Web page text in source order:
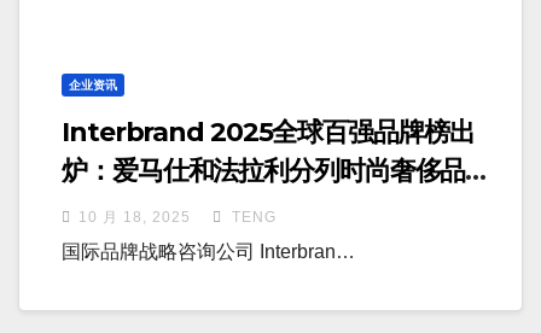
企业资讯
Interbrand 2025全球百强品牌榜出
炉：爱马仕和法拉利分列时尚奢侈品品
牌和汽车品牌涨幅第一
10 月 18, 2025 TENG
国际品牌战略咨询公司 Interbran…